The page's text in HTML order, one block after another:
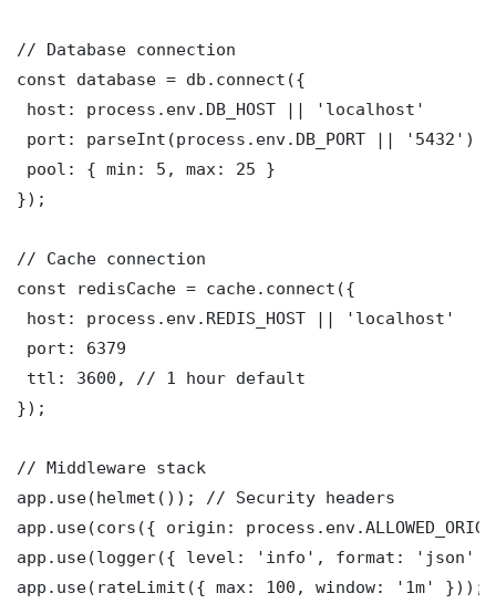
// Database connection
const database = db.connect({
host: process.env.DB_HOST || 'localhost'
port: parseInt(process.env.DB_PORT || '5432')
pool: { min: 5, max: 25 }
});
// Cache connection
const redisCache = cache.connect({
host: process.env.REDIS_HOST || 'localhost'
port: 6379
ttl: 3600, // 1 hour default
});
// Middleware stack
app.use(helmet()); // Security headers
app.use(cors({ origin:
app.use(logger({ level: 'info', format: 'json'
app.use(rateLimit({ max: 100, window: '1m' }));